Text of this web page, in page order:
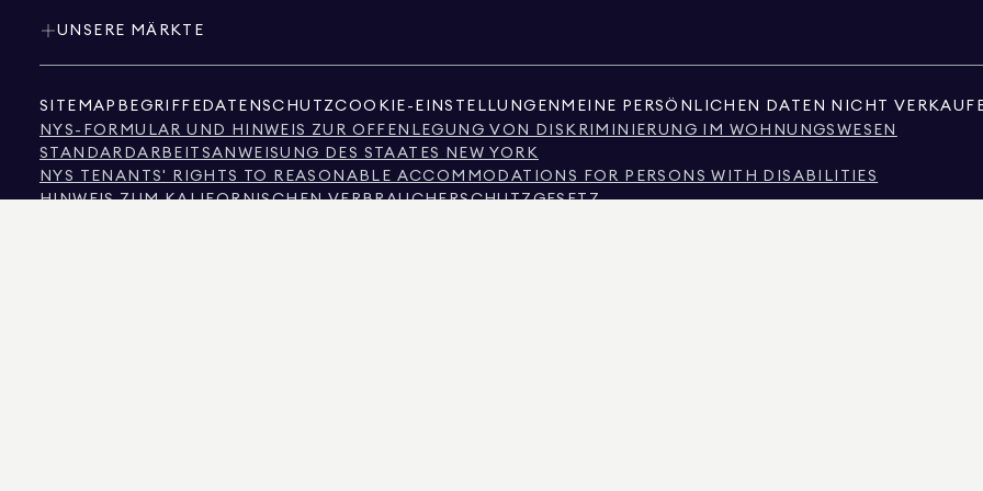
UNSERE MÄRKTE
SITEMAP BEGRIFFE DATENSCHUTZCOOKIE-EINSTELLUNGEN MEINE PERSÖNLICHEN DATEN NICHT
NYS-FORMULAR UND HINWEIS ZUR OFFENLEGUNG VON DISKRIMINIERUNG IM WOHNUNGSWESEN
STANDARDARBEITSANWEISUNG DES STAATES NEW YORK
NYS TENANTS' RIGHTS TO REASONABLE ACCOMMODATIONS FOR PERSONS WITH DISABILITIES
HINWEIS ZUM KALIFORNISCHEN VERBRAUCHERSCHUTZGESETZ